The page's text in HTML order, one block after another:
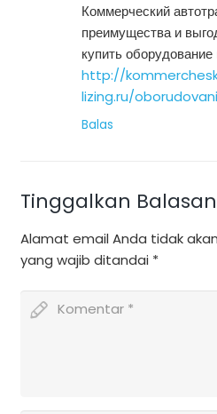
Коммерческий
преимущества и
купить оборудование
http://
lizing.ru/
Balas
Tinggalkan Balasan
Alamat email Anda tidak
yang wajib ditandai *